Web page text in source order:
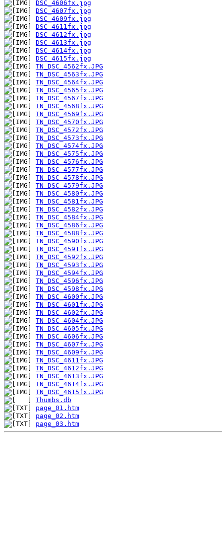
DSC_4606fx.jpg
DSC_4607fx.jpg
DSC_4609fx.jpg
DSC_4611fx.jpg
DSC_4612fx.jpg
DSC_4613fx.jpg
DSC_4614fx.jpg
DSC_4615fx.jpg
TN_DSC_4562fx.JPG
TN_DSC_4563fx.JPG
TN_DSC_4564fx.JPG
TN_DSC_4565fx.JPG
TN_DSC_4567fx.JPG
TN_DSC_4568fx.JPG
TN_DSC_4569fx.JPG
TN_DSC_4570fx.JPG
TN_DSC_4572fx.JPG
TN_DSC_4573fx.JPG
TN_DSC_4574fx.JPG
TN_DSC_4575fx.JPG
TN_DSC_4576fx.JPG
TN_DSC_4577fx.JPG
TN_DSC_4578fx.JPG
TN_DSC_4579fx.JPG
TN_DSC_4580fx.JPG
TN_DSC_4581fx.JPG
TN_DSC_4582fx.JPG
TN_DSC_4584fx.JPG
TN_DSC_4586fx.JPG
TN_DSC_4588fx.JPG
TN_DSC_4590fx.JPG
TN_DSC_4591fx.JPG
TN_DSC_4592fx.JPG
TN_DSC_4593fx.JPG
TN_DSC_4594fx.JPG
TN_DSC_4596fx.JPG
TN_DSC_4598fx.JPG
TN_DSC_4600fx.JPG
TN_DSC_4601fx.JPG
TN_DSC_4602fx.JPG
TN_DSC_4604fx.JPG
TN_DSC_4605fx.JPG
TN_DSC_4606fx.JPG
TN_DSC_4607fx.JPG
TN_DSC_4609fx.JPG
TN_DSC_4611fx.JPG
TN_DSC_4612fx.JPG
TN_DSC_4613fx.JPG
TN_DSC_4614fx.JPG
TN_DSC_4615fx.JPG
Thumbs.db
page_01.htm
page_02.htm
page_03.htm